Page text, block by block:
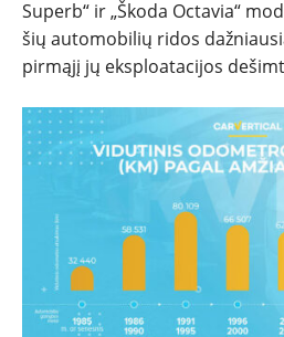
Superb“ ir „Škoda Octavia“
šių automobilių ridos
pirmąjį jų eksploatacijos